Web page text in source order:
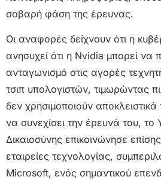
σοβαρή φάση της έρευνας.
Οι αναφορές δείχνουν ότι η
ανησυχεί ότι η Nvidia μπορεί να
ανταγωνισμό στις αγορές
τσιπ υπολογιστών, τιμωρώντας
δεν χρησιμοποιούν αποκλειστικά
να συνεχίσει την έρευνά του, το
Δικαιοσύνης επικοινώνησε
εταιρείες τεχνολογίας,
Microsoft, ενός σημαντικού